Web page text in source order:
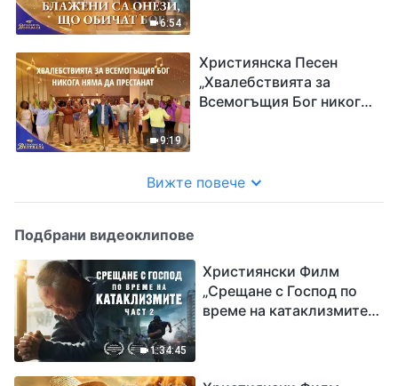
6:54
9:19
Християнска Песен
„Хвалебствията за
Всемогъщия Бог никога
Вижте повече
Подбрани видеоклипове
1:34:45
Християнски Филм
„Срещане с Господ по
време на катаклизмите“